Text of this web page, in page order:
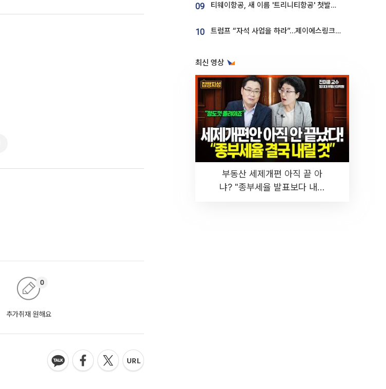
추가취재 원해요
0
09 티웨이항공, 새 이름 '트리니티항공' 첫발…SSC 전략 본격화
10 트럼프 “자석 사업을 하라”…제이에스링크, 비중국 영구자석 공급망 구축 속도
최신 영상
부동산 세제개편 아직 끝 아
냐? "종부세율 발표보다 내릴